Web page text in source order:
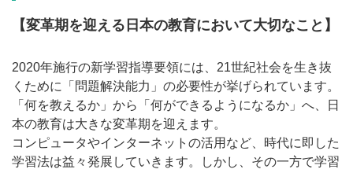
【変革期を迎える日本の教育において大切なこと】
2020年施行の新学習指導要領には、21世紀社会を生き抜
くために「問題解決能力」の必要性が挙げられています。
「何を教えるか」から「何ができるようになるか」へ、日
本の教育は大きな変革期を迎えます。
コンピュータやインターネットの活用など、時代に即した
学習法は益々発展していきます。しかし、その一方で学習